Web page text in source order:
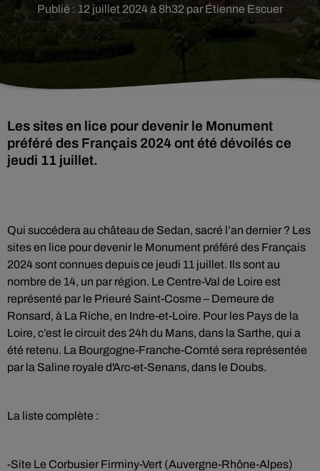
Publié : 12 juillet 2024 à 8h32 par Étienne Escuer
Les sites en lice pour devenir le Monument
préféré des Français 2024 ont été dévoilés ce
jeudi 11 juillet.
Qui succédera au château de Sedan, sacré l’an dernier ? Les
sites en lice pour devenir le Monument préféré des Français
2024 sont connues depuis ce jeudi 11 juillet. Ils sont au
nombre de 14, un par région. Le Centre-Val de Loire est
représenté par le Prieuré Saint-Cosme – Demeure de
Ronsard, à La Riche, en Indre-et-Loire. Pour les Pays de la
Loire, c’est le circuit des 24h du Mans, dans la Sarthe, qui a
été retenu. La Bourgogne-Franche-Comté sera représentée
par la Saline royale d'Arc-et-Senans, dans le Doubs.
La liste complète :
-Site Le Corbusier Firminy-Vert (Auvergne-Rhône-Alpes)